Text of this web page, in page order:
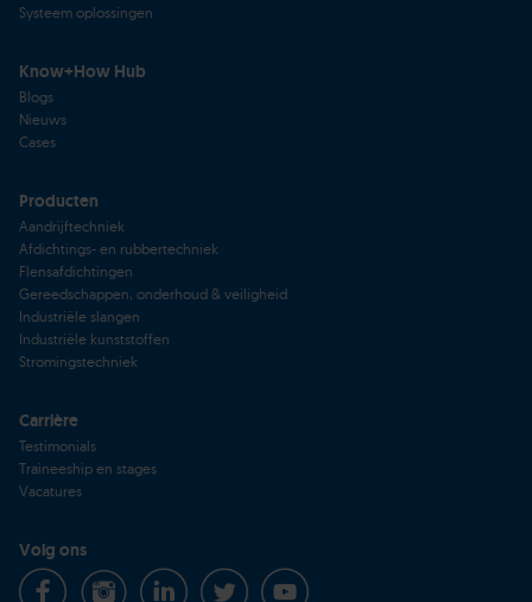
Systeem oplossingen
Know+How Hub
Blogs
Nieuws
Cases
Producten
Aandrijftechniek
Afdichtings- en rubbertechniek
Flensafdichtingen
Gereedschappen, onderhoud & veiligheid
Industriële slangen
Industriële kunststoffen
Stromingstechniek
Carrière
Testimonials
Traineeship en stages
Vacatures
Volg ons